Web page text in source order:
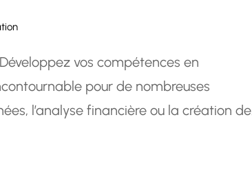
vos compétences en
pour de nombreuses
l’analyse financière ou la création de